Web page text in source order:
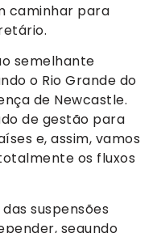
caminhar para
semelhante
o Rio Grande do
de Newcastle.
de gestão para
e, assim, vamos
os fluxos
suspensões
segundo